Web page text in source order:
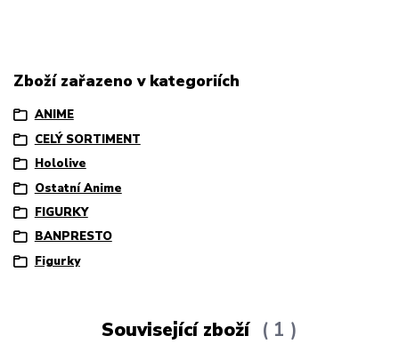
Zboží zařazeno v kategoriích
ANIME
CELÝ SORTIMENT
Hololive
Ostatní Anime
FIGURKY
BANPRESTO
Figurky
Související zboží 1